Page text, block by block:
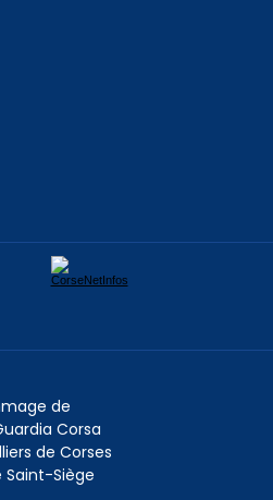
de
Corsa
de Corses
Saint-Siège